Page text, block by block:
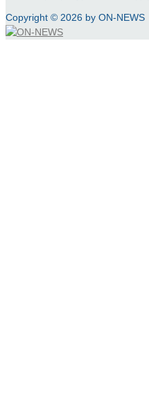
Copyright © 2026 by ON-NEWS